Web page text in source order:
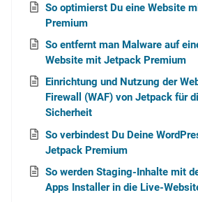
So optimierst Du eine Website
Premium
So entfernt man Malware auf
Website mit Jetpack Premium
Einrichtung und Nutzung der
Firewall (WAF) von Jetpack für
Sicherheit
So verbindest Du Deine
Jetpack Premium
So werden Staging-Inhalte mit
Apps Installer in die Live-